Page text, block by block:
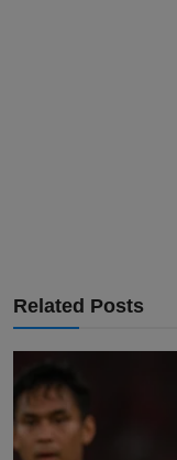
Related Posts